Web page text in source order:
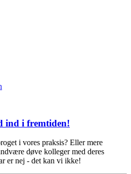
ind i fremtiden!
i vores praksis? Eller mere
døve kolleger med deres
er nej - det kan vi ikke!